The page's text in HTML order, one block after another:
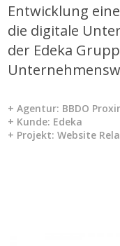
Entwicklung
die digitale
der Edeka
+ Agentur: BBDO
+ Kunde: Edeka
+ Projekt: Website